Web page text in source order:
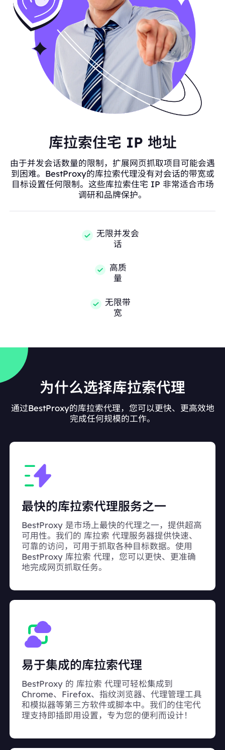
库拉索住宅 IP 地址
由于并发会话数量的限制，扩展网页抓取项目可能会遇
到困难。BestProxy的库拉索代理没有对会话的带宽或
目标设置任何限制。这些库拉索住宅 IP 非常适合市场
调研和品牌保护。
无限并发会
话
高质
量
无限带
宽
为什么选择库拉索代理
通过BestProxy的库拉索代理，您可以更快、更高效地
完成任何规模的工作。
最快的库拉索代理服务之一
BestProxy 是市场上最快的代理之一，提供超高
可用性。我们的 库拉索 代理服务器提供快速、
可靠的访问，可用于抓取各种目标数据。使用
BestProxy 库拉索 代理，您可以更快、更准确
地完成网页抓取任务。
易于集成的库拉索代理
BestProxy 的 库拉索 代理可轻松集成到
Chrome、Firefox、指纹浏览器、代理管理工具
和模拟器等第三方软件或脚本中。我们的住宅代
理支持即插即用设置，专为您的便利而设计！